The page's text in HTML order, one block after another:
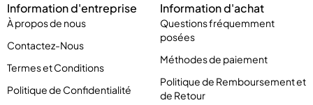
Information d'entreprise
À propos de nous
Contactez-Nous
Termes et Conditions
Politique de Confidentialité
Information d'achat
Questions fréquemment
posées
Méthodes de paiement
Politique de Remboursement et
de Retour